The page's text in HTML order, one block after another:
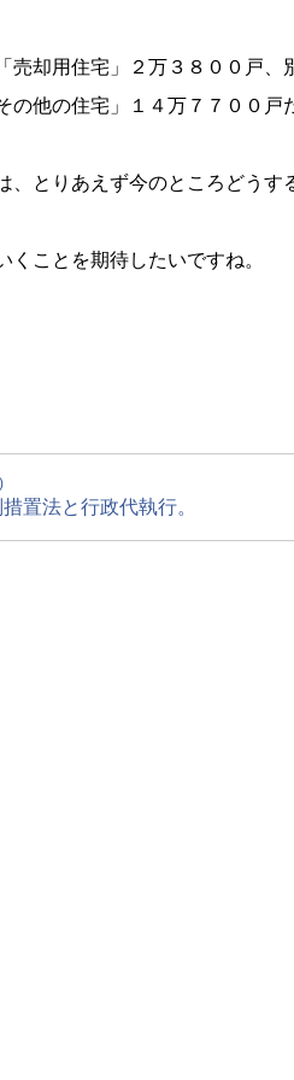
売却用住宅」２万３８００戸、
の他の住宅」１４万７７００戸
、とりあえず今のところどうす
ことを期待したいですね。
置法と行政代執行。